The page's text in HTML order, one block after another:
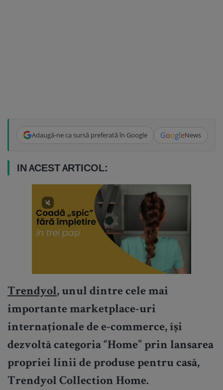
Adaugă-ne ca sursă preferată în Google GoogleNews
IN ACEST ARTICOL:
Trendyol, unul dintre cele mai
importante marketplace-uri
internaționale de e-commerce, își
dezvoltă categoria “Home” prin lansarea
propriei linii de produse pentru casă,
Trendyol Collection Home.